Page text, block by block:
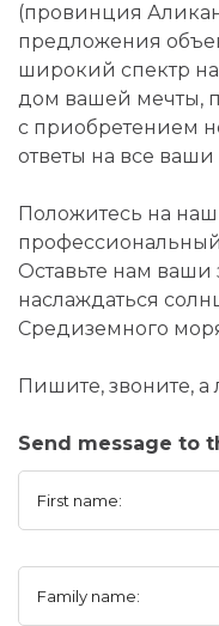
(провинция
предложения
широкий спектр
дом вашей мечты,
с приобретением
ответы на все
Положитесь на
Оставьте нам ваши
наслаждаться
Средиземного
Пишите, звоните, а
Send message to
First name:
Family name: